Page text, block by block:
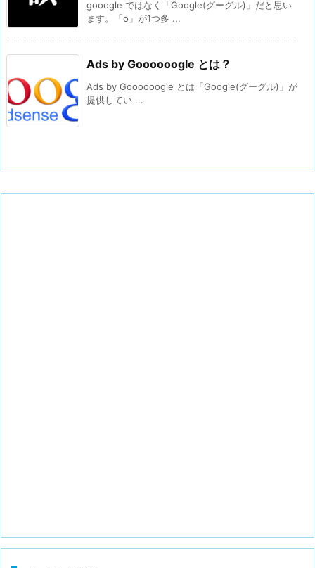
gooogle ではなく「Google(グーグル)」だと思い
ます。「o」が1つ多 ...
Ads by Goooooogle とは？
Ads by Goooooogle とは「Google(グーグル)」が
提供してい ...